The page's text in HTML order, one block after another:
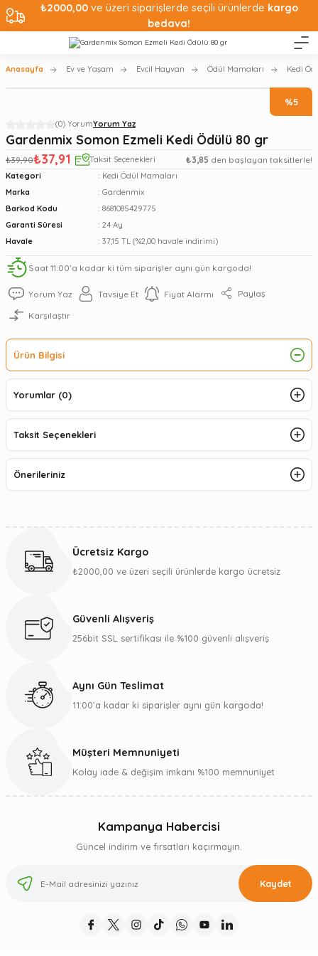
₺2000,00ve üzeri siparişlerde seçili ürünlerde kargo
bedava!
Anasayfa Ev ve Yaşam Evcil Hayvan Ödül Mamaları Kedi
%5
(0) YorumYorum Yaz
Gardenmix Somon Ezmeli Kedi Ödülü 80 gr
₺39,90₺37,91 Taksit Seçenekleri ₺3,85 den başlayan taksitlerle!
Kategori
Kedi Ödül Mamaları
Marka
Gardenmix
Barkod Kodu
8681085429775
Garanti Süresi
24 Ay
Havale
37,15 TL (%2,00 havale indirimi)
Saat 11:00’a kadar ki tüm siparişler aynı gün kargoda!
Yorum Yaz Tavsiye Et Fiyat Alarmı Paylaş
Karşılaştır
Ürün Bilgisi
Yorumlar (0)
Taksit Seçenekleri
Önerileriniz
Ücretsiz Kargo
₺2000,00 ve üzeri seçili ürünlerde kargo ücretsiz
Güvenli Alışveriş
256bit SSL sertifikası ile %100 güvenli alışveriş
Aynı Gün Teslimat
11:00’a kadar ki siparişler aynı gün kargoda!
Müşteri Memnuniyeti
Kolay iade & değişim imkanı %100 memnuniyet
Kampanya Habercisi
Güncel indirim ve fırsatları kaçırmayın.
Kaydet